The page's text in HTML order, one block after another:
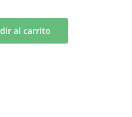
al carrito